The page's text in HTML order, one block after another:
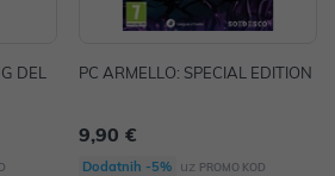
DEL
PC ARMELLO: SPECIAL EDITION
9,90 €
Dodatnih -5% uz PROMO KOD